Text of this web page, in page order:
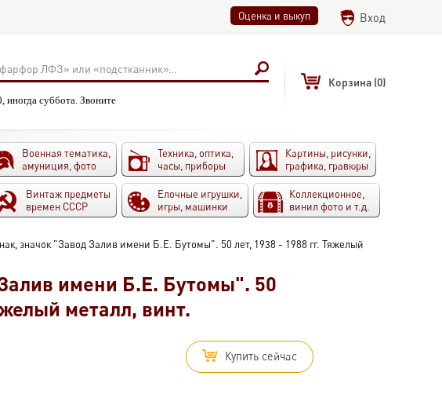
Оценка и выкуп Вход
суббота. Звоните
Корзина (0)
Военная тематика,
амуниция, фото
Техника, оптика,
часы, приборы
Картины, рисунки,
графика, гравюры
Винтаж предметы
времен СССР
Елочные игрушки,
игры, машинки
Коллекционное,
винил фото и т.д.
значок "Завод Залив имени Б.Е. Бутомы". 50 лет, 1938 - 1988 гг. Тяжелый
имени Б.Е. Бутомы". 50
металл, винт.
Купить сейчас